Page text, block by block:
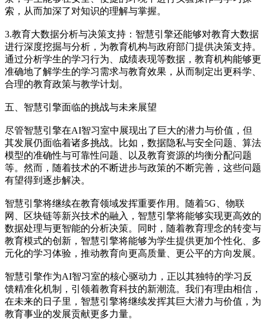
索，从而加深了对知识的理解与掌握。
3.教育大数据分析与决策支持：智慧引擎还能够对教育大数据
进行深度挖掘与分析，为教育机构与政府部门提供决策支持。
通过分析学生的学习行为、成绩表现等数据，教育机构能够更
准确地了解学生的学习需求与教育效果，从而制定出更科学、
合理的教育政策与教学计划。
五、智慧引擎面临的挑战与未来展望
尽管智慧引擎在AI智习室中展现出了巨大的潜力与价值，但
其发展仍面临着诸多挑战。比如，数据隐私与安全问题、算法
模型的准确性与可靠性问题、以及教育资源的均衡分配问题
等。然而，随着技术的不断进步与政策的不断完善，这些问题
有望得到逐步解决。
智慧引擎将继续在教育领域发挥重要作用。随着5G、物联
网、区块链等新兴技术的融入，智慧引擎将能够实现更高效的
数据处理与更智能的分析决策。同时，随着教育理念的转变与
教育模式的创新，智慧引擎将能够为学生提供更加个性化、多
元化的学习体验，推动教育向更高质量、更公平的方向发展。
智慧引擎作为AI智习室的核心驱动力，正以其独特的学习反
馈精准化机制，引领着教育科技的新潮流。我们有理由相信，
在未来的日子里，智慧引擎将继续发挥其巨大潜力与价值，为
教育事业的发展贡献更多力量。